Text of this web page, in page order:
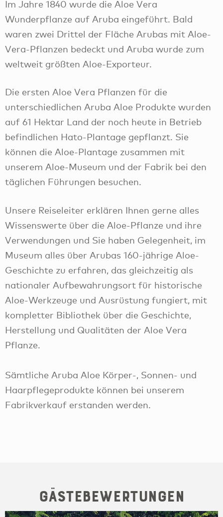
Im Jahre 1840 wurde die Aloe Vera
Wunderpflanze auf Aruba eingeführt. Bald
waren zwei Drittel der Fläche Arubas mit Aloe-
Vera-Pflanzen bedeckt und Aruba wurde zum
weltweit größten Aloe-Exporteur.
Die ersten Aloe Vera Pflanzen für die
unterschiedlichen Aruba Aloe Produkte wurden
auf 61 Hektar Land der noch heute in Betrieb
befindlichen Hato-Plantage gepflanzt. Sie
können die Aloe-Plantage zusammen mit
unserem Aloe-Museum und der Fabrik bei den
täglichen Führungen besuchen.
Unsere Reiseleiter erklären Ihnen gerne alles
Wissenswerte über die Aloe-Pflanze und ihre
Verwendungen und Sie haben Gelegenheit, im
Museum alles über Arubas 160-jährige Aloe-
Geschichte zu erfahren, das gleichzeitig als
nationaler Aufbewahrungsort für historische
Aloe-Werkzeuge und Ausrüstung fungiert, mit
kompletter Bibliothek über die Geschichte,
Herstellung und Qualitäten der Aloe Vera
Pflanze.
Sämtliche Aruba Aloe Körper-, Sonnen- und
Haarpflegeprodukte können bei unserem
Fabrikverkauf erstanden werden.
Gästebewertungen